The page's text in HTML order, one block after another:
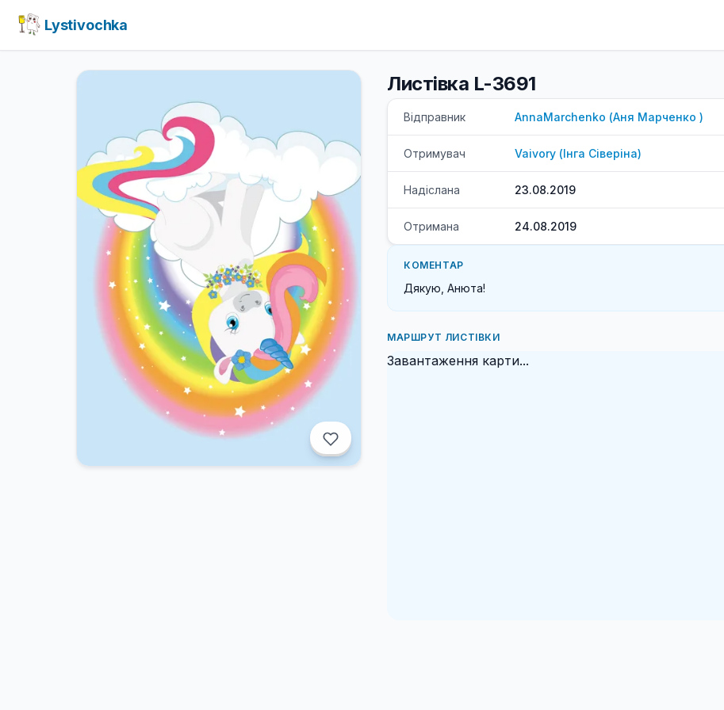
Lystivochka
Листівка L-3691
Відправник AnnaMarchenko (Аня Марченко )
Отримувач Vaivory (Інга Сіверіна)
Надіслана 23.08.2019
Отримана 24.08.2019
КОМЕНТАР
Дякую, Анюта!
МАРШРУТ ЛИСТІВКИ
Завантаження карти...